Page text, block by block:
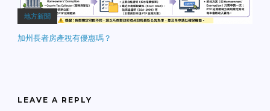
地方新聞
加州長者房產稅有優惠嗎？
LEAVE A REPLY